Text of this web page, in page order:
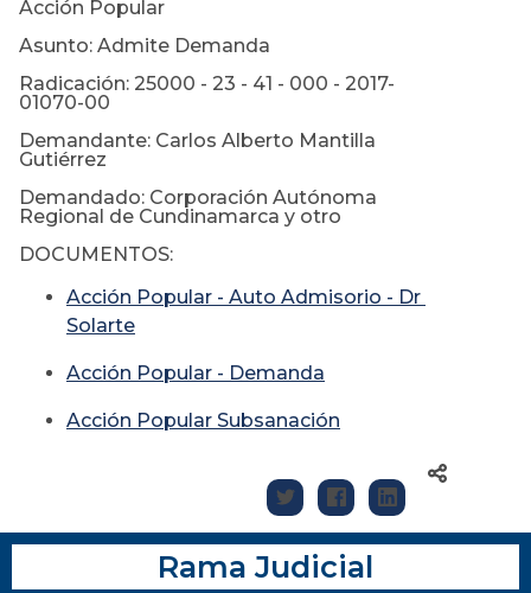
Acción Popular
Asunto: Admite Demanda
Radicación: 25000 - 23 - 41 - 000 - 2017-
01070-00
Demandante: Carlos Alberto Mantilla
Gutiérrez
Demandado: Corporación Autónoma
Regional de Cundinamarca y otro
DOCUMENTOS:
Acción Popular - Auto Admisorio - Dr
Solarte
Acción Popular - Demanda
Acción Popular Subsanación
Rama Judicial